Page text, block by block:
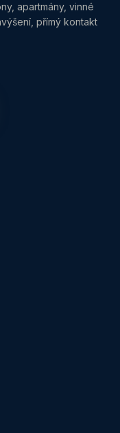
apartmány, vinné
přímý kontakt